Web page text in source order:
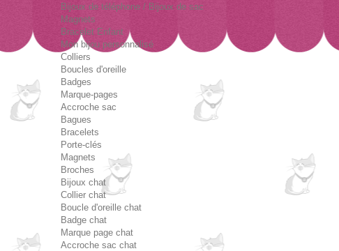
Bijoux de téléphone / Bijoux de sac
Magnets
Bracelet Enfant
Mon bijou personnalisé
Colliers
Boucles d'oreille
Badges
Marque-pages
Accroche sac
Bagues
Bracelets
Porte-clés
Magnets
Broches
Bijoux chat
Collier chat
Boucle d'oreille chat
Badge chat
Marque page chat
Accroche sac chat